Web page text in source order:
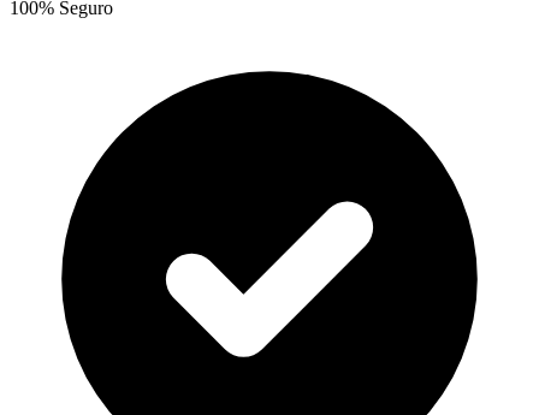
100% Seguro